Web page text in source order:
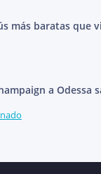
más baratas que
a Odessa